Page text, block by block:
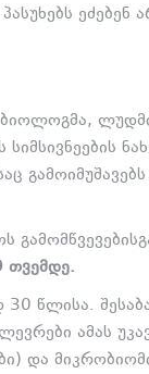
პასუხებს
თვემდე.
30 წლისა.
ამას
და